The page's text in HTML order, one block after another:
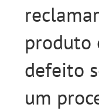
produto
defeito
um